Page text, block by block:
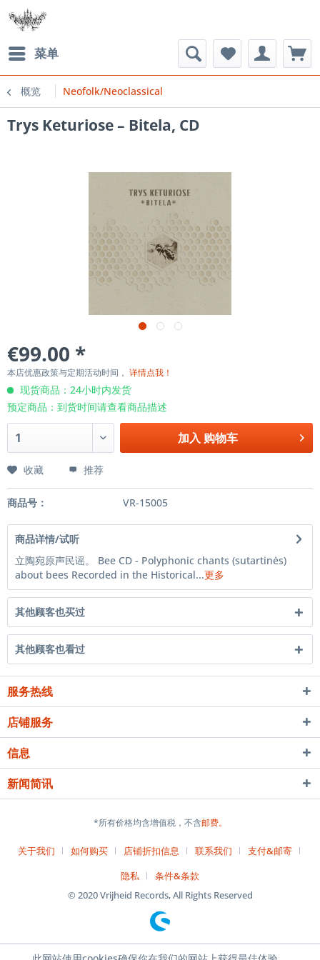
菜单
概览 Neofolk/Neoclassical
Trys Keturiose ‎– Bitela, CD
€99.00 *
本店优惠政策与定期活动时间， 详情点我！
现货商品：24小时内发货
预定商品：到货时间请查看商品描述
加入 购物车
收藏 推荐
商品号： VR-15005
商品详情/试听
立陶宛原声民谣。 Bee CD - Polyphonic chants (sutartinės)
about bees Recorded in the Historical...更多
其他顾客也买过
其他顾客也看过
服务热线
店铺服务
信息
新闻简讯
*所有价格均含增值税，不含邮费。
关于我们 如何购买 店铺折扣信息 联系我们
支付&邮寄
隐私
条件&条款
© 2020 Vrijheid Records, All Rights Reserved